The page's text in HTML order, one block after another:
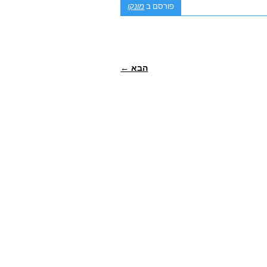
פורסם במונקו
הבא ←